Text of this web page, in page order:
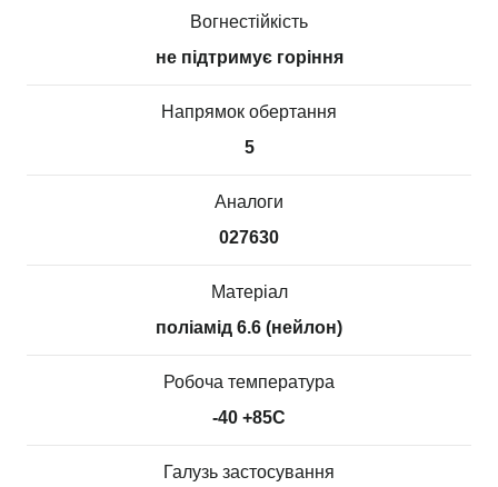
Вогнестійкість
не підтримує горіння
Напрямок обертання
5
Аналоги
027630
Матеріал
поліамід 6.6 (нейлон)
Робоча температура
-40 +85С
Галузь застосування